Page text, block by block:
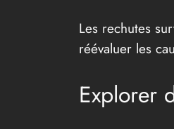
Les rechutes
réévaluer les
Explorer